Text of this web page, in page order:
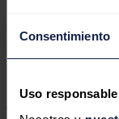
Consentimiento
Uso
importe de 25
que invierte junto a